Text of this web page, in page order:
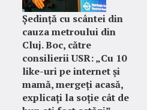
Ședință cu scântei din
cauza metroului din
Cluj. Boc, către
consilierii USR: „Cu 10
like-uri pe internet și
mamă, mergeți acasă,
explicați la soție cât de